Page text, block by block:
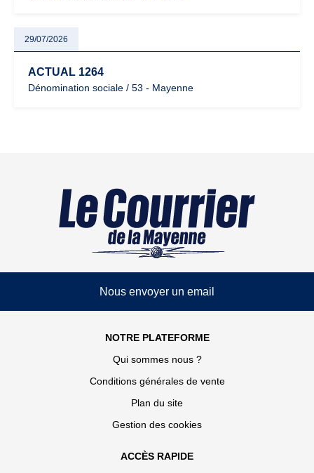
29/07/2026
ACTUAL 1264
Dénomination sociale / 53 - Mayenne
Nous envoyer un email
NOTRE PLATEFORME
Qui sommes nous ?
Conditions générales de vente
Plan du site
Gestion des cookies
ACCÈS RAPIDE